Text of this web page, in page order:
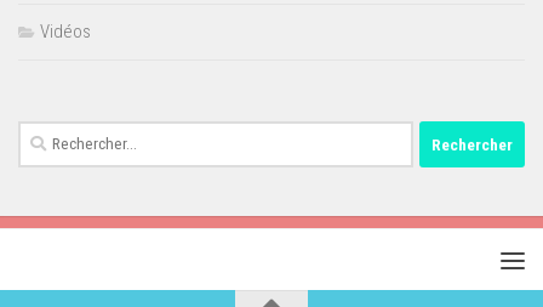
Vidéos
Rechercher :